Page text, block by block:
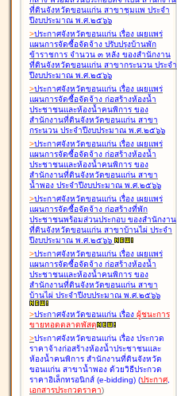
ที่ดินจังหวัดขอนแก่น สาขาชุมแพ ประจำ
ปีงบประมาณ พ.ศ.๒๕๖๖
>ประกาศจังหวัดขอนแก่น เรื่อง เผยแพร่
แผนการจัดซื้อจัดจ้าง ปรับปรุงบ้านพัก
ข้าราชการ จำนวน ๓ หลัง ของสำนักงาน
ที่ดินจังหวัดขอนแก่น สาขากระนวน ประจำ
ปีงบประมาณ พ.ศ.๒๕๖๖
>ประกาศจังหวัดขอนแก่น เรื่อง เผยแพร่
แผนการจัดซื้อจัดจ้าง ก่อสร้างห้องน้ำ
ประชาชนและห้องน้ำคนพิการ ของ
สำนักงานที่ดินจังหวัดขอนแก่น สาขา
กระนวน ประจำปีงบประมาณ พ.ศ.๒๕๖๖
>ประกาศจังหวัดขอนแก่น เรื่อง เผยแพร่
แผนการจัดซื้อจัดจ้าง ก่อสร้างห้องน้ำ
ประชาชนและห้องน้ำคนพิการ ของ
สำนักงานที่ดินจังหวัดขอนแก่น สาขา
น้ำพอง ประจำปีงบประมาณ พ.ศ.๒๕๖๖
>ประกาศจังหวัดขอนแก่น เรื่อง เผยแพร่
แผนการจัดซื้อจัดจ้าง ก่อสร้างที่พัก
ประชาชนพร้อมส่วนประกอบ ของสำนักงาน
ที่ดินจังหวัดขอนแก่น สาขาบ้านไผ่ ประจำ
ปีงบประมาณ พ.ศ.๒๕๖๖
>ประกาศจังหวัดขอนแก่น เรื่อง เผยแพร่
แผนการจัดซื้อจัดจ้าง ก่อสร้างห้องน้ำ
ประชาชนและห้องน้ำคนพิการ ของ
สำนักงานที่ดินจังหวัดขอนแก่น สาขา
บ้านไผ่ ประจำปีงบประมาณ พ.ศ.๒๕๖๖
>ประกาศจังหวัดขอนแก่น เรื่อง ผู้ชนะการ
ขายทอดตลาดพัสดุ
>ประกาศจังหวัดขอนแก่น เรื่อง ประกวด
ราคาจ้างก่อสร้างห้องน้ำประชาชนและ
ห้องน้ำคนพิการ สำนักงานที่ดินจังหวัด
ขอนแก่น สาขาน้ำพอง ด้วยวิธีประกวด
ราคาอิเล็กทรอนิกส์ (e-bidding) (ประกาศ,
เอกสารประกวดราคา)